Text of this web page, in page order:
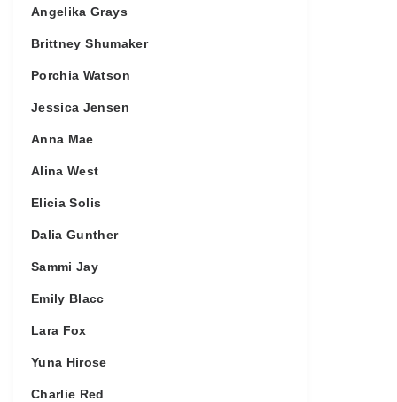
Angelika Grays
Brittney Shumaker
Porchia Watson
Jessica Jensen
Anna Mae
Alina West
Elicia Solis
Dalia Gunther
Sammi Jay
Emily Blacc
Lara Fox
Yuna Hirose
Charlie Red